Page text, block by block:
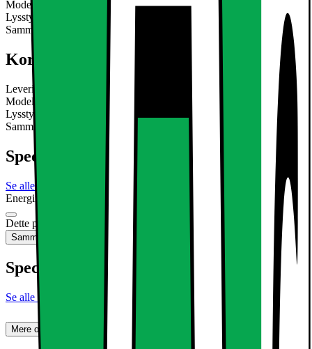
Model: LED loftslampe Energiklasse: A (på en skala fra A til E ++)
Lysstyrke i Lumen: 683 lm Forbrug i watt: 12 watt
Sammenligningsværdi: 12 W svarer til ca.
Læs mere om produktet
Kort om produktet
Leveringsomfang: 1 x LED loft lys Teknisk information: Fabrikat /
Model: LED loftslampe Energiklasse: A (på en skala fra A til E ++)
Lysstyrke i Lumen: 683 lm Forbrug i watt: 12 watt
Sammenligningsværdi: 12 W svarer til ca.
Læs mere om produktet
Specifikationer
Se alle specifikationer
Energimærkning
Produktdatablad
Dette produkt er ikke tilgængeligt
Sammenlign
Specifikationer
Se alle specifikationer
Mere om produktet